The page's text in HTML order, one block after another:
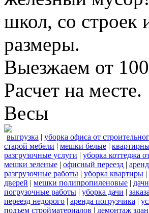
школ, со
размеры.
Выезжаем от 100
Расчет на месте.
Весы
выгрузка | уборка офиса от
старой мебели | мешки белые |
разгрузочные услуги | уборка коттеджа
мешки зеленые | офисный переезд |
разгрузочные работы | уборка квартиры |
дверей | мешки полипропиленовые |
погрузочные работы | уборка дачи |
переезд недорого | аренда погрузчика |
подъем стройматериалов | демонтаж